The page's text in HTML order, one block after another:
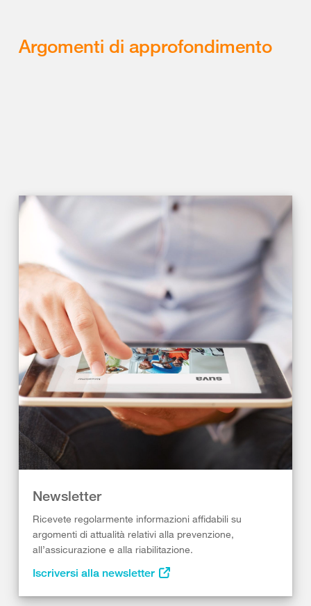
Argomenti di approfondimento
Newsletter
Ricevete regolarmente informazioni affidabili su
argomenti di attualità relativi alla prevenzione,
all’assicurazione e alla riabilitazione.
Iscriversi alla newsletter